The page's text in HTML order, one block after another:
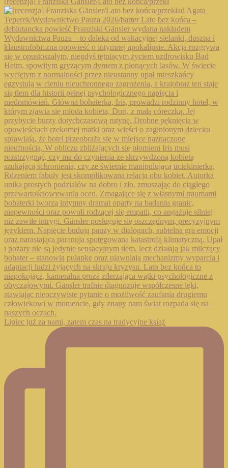
Lipiec już za nami, zatem czas na tradycyjne książ